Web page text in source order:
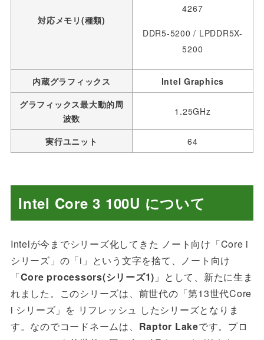
対応メモリ(種類)
4267
DDR5-5200 / LPDDR5X-
5200
内蔵グラフィックス
Intel Graphics
グラフィックス最大動的周
波数
1.25GHz
実行ユニット 64
Intel Core 3 100U について
Intelが今までシリーズ化してきた ノート向け「Core i
シリーズ」の「i」という文字を捨て、ノート向け
「Core processors(シリーズ1) 」として、新たに生ま
れました。このシリーズは、前世代の「第13世代Core
i シリーズ」を リフレッシュ したシリーズとなりま
す。なのでコードネームは、 Raptor Lakeです。 プロ